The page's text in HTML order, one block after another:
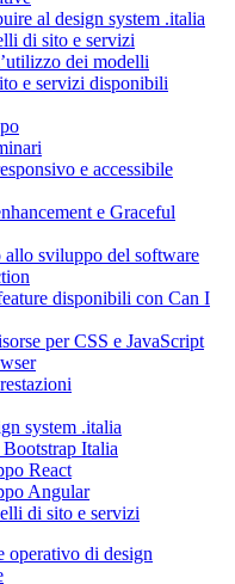
al design system .italia
di sito e servizi
dei modelli
e servizi disponibili
e accessibile
e Graceful
sviluppo del software
disponibili con Can I
per CSS e JavaScript
system .italia
Italia
React
Angular
di sito e servizi
operativo di design